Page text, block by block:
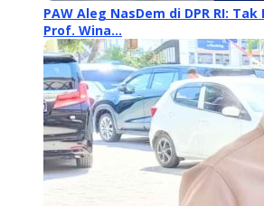
PAW Aleg NasDem di DPR RI:
Prof. Wina…